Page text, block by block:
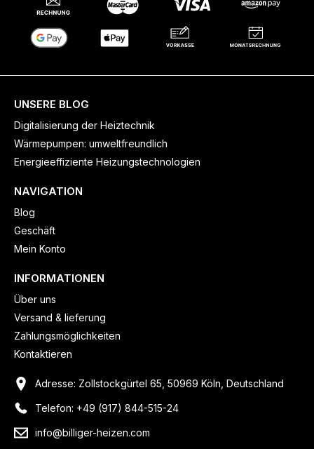
UNSERE BLOG
Digitalisierung der Heiztechnik
Wärmepumpen: umweltfreundlich
Energieeffiziente Heizungstechnologien
NAVIGATION
Blog
Geschäft
Mein Konto
INFORMATIONEN
Über uns
Versand & lieferung
Zahlungsmöglichkeiten
Kontaktieren
Adresse: Zollstockgürtel 65, 50969 Köln, Deutschland
Telefon: +49 (917) 844-515-24
info@billiger-heizen.com